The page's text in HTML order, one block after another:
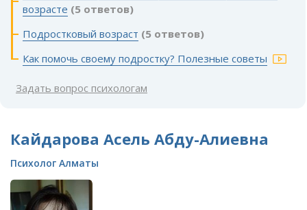
возрасте (5 ответов)
Подростковый возраст (5 ответов)
Как помочь своему подростку? Полезные советы
Задать вопрос психологам
Кайдарова Асель Абду-Алиевна
Психолог Алматы